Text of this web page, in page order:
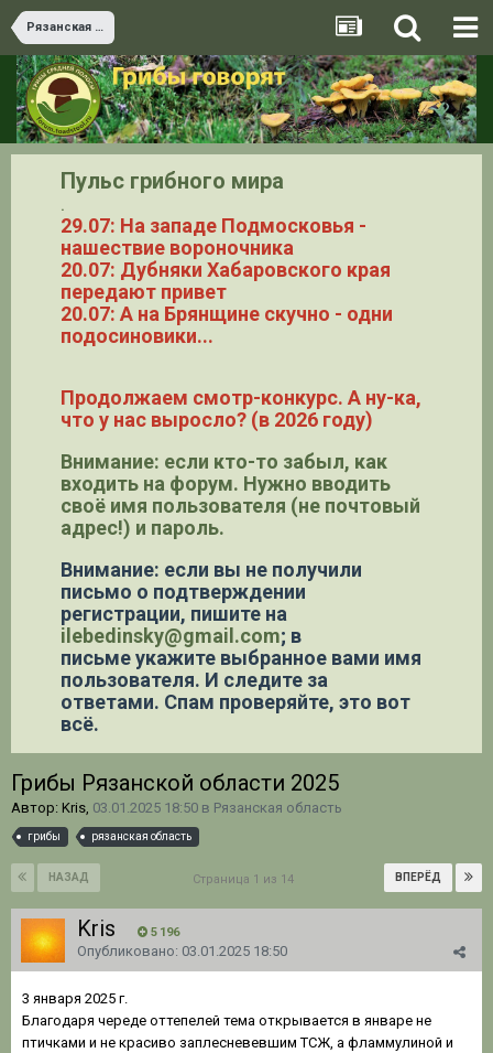
Рязанская область
Пульс грибного мира
.
29.07: На западе Подмосковья -
нашествие вороночника
20.07: Дубняки Хабаровского края
передают привет
20.07: А на Брянщине скучно - одни
подосиновики...
Продолжаем смотр-конкурс. А ну-ка,
что у нас выросло? (в 2026 году)
Внимание: если кто-то забыл, как
входить на форум. Нужно вводить
своё имя пользователя (не почтовый
адрес!) и пароль.
Внимание: если вы не получили
письмо о подтверждении
регистрации, пишите на
ilebedinsky@gmail.com; в
письме укажите выбранное вами имя
пользователя. И следите за
ответами. Спам проверяйте, это вот
всё.
Грибы Рязанской области 2025
Автор: Kris, 03.01.2025 18:50 в Рязанская область
грибы рязанская область
НАЗАД ВПЕРЁД
Страница 1 из 14
Kris 5 196
Опубликовано: 03.01.2025 18:50
3 января 2025 г.
Благодаря череде оттепелей тема открывается в январе не
птичками и не красиво заплесневевшим ТСЖ, а фламмулиной и